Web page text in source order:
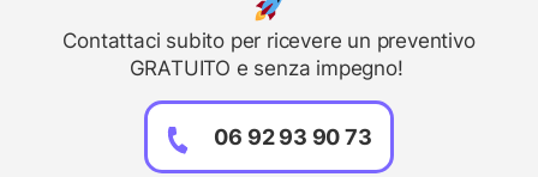
Contattaci subito per ricevere un preventivo
GRATUITO e senza impegno!
06 92 93 90 73